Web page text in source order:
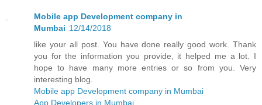
Mobile app Development company in
Mumbai 12/14/2018
like your all post. You have done really good work. Thank
you for the information you provide, it helped me a lot. I
hope to have many more entries or so from you. Very
interesting blog.
Mobile app Development company in Mumbai
App Developers in Mumbai